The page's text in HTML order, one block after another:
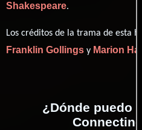
Shakespeare.
Los créditos de la trama de esta
Franklin Gollings y Marion Hart
¿Dónde puedo